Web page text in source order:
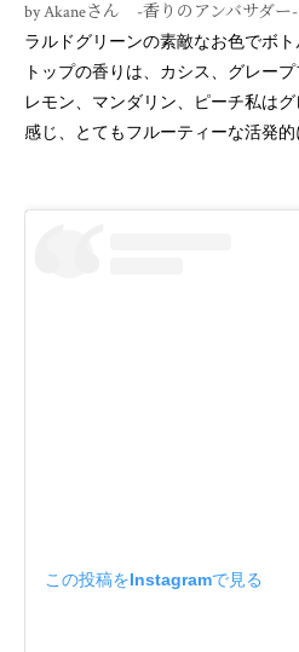
by Akaneさん -香りのアンバサダ
ラルドグリーンの素敵なお色でボ
トップの香りは、カシス、グレー
レモン、マンダリン、ピーチ私は
感じ、とてもフルーティーな活発的
この投稿をInstagramで見る